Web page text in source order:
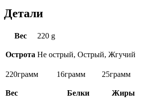
Детали
Вес 220 g
Острота Не острый, Острый, Жгучий
220грамм 16грамм 25грамм
Вес Белки Жиры